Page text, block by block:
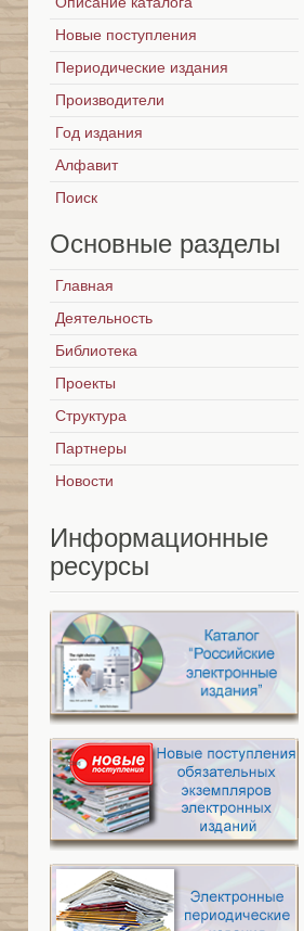
Новые поступления
Периодические издания
Производители
Год издания
Алфавит
Поиск
Основные разделы
Главная
Деятельность
Библиотека
Проекты
Структура
Партнеры
Новости
Информационные
ресурсы